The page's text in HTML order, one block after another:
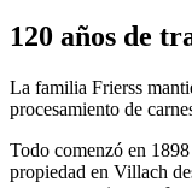
120 años de
La familia Frierss
procesamiento de
Todo comenzó en
propiedad en Villach